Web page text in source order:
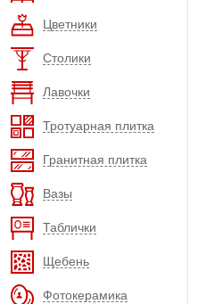
Цветники
Столики
Лавочки
Тротуарная плитка
Гранитная плитка
Вазы
Таблички
Щебень
Фотокерамика